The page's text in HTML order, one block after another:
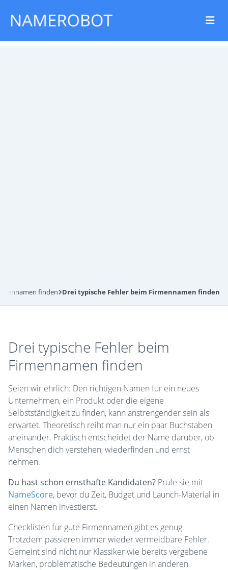
finden Drei typische Fehler beim Firmennamen finden
Drei typische Fehler beim
Firmennamen finden
Seien wir ehrlich: Den richtigen Namen für ein neues
Unternehmen, ein Produkt oder die eigene
Selbstständigkeit zu finden, kann anstrengender sein als
erwartet. Theoretisch reiht man nur ein paar Buchstaben
aneinander. Praktisch entscheidet der Name darüber, ob
Menschen dich verstehen, wiederfinden und ernst
nehmen.
Du hast schon ernsthafte Kandidaten? Prüfe sie mit
NameScore, bevor du Zeit, Budget und Launch-Material in
einen Namen investierst.
Checklisten für gute Firmennamen gibt es genug.
Trotzdem passieren immer wieder vermeidbare Fehler.
Gemeint sind nicht nur Klassiker wie bereits vergebene
Marken, problematische Bedeutungen in anderen